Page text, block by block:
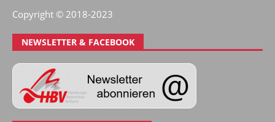
Copyright © 2018-2023
NEWSLETTER & FACEBOOK